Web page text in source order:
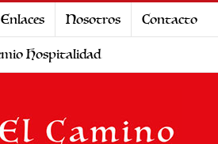
Enlaces Nosotros
Contacto
Hospitalidad